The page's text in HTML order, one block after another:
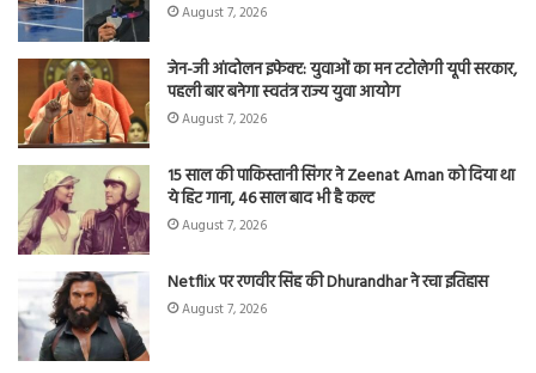
August 7, 2026
जेन-जी आंदोलन इफेक्ट: युवाओं का मन टटोलेगी यूपी सरकार,
पहली बार बनेगा स्वतंत्र राज्य युवा आयोग
August 7, 2026
15 साल की पाकिस्तानी सिंगर ने Zeenat Aman को दिया था
ये हिट गाना, 46 साल बाद भी है कल्ट
August 7, 2026
Netflix पर रणवीर सिंह की Dhurandhar ने रचा इतिहास
August 7, 2026